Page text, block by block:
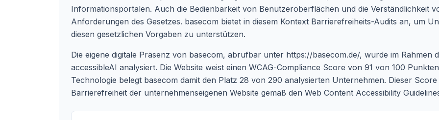
Informationsportalen. Auch die Bedienbarkeit von Benutzeroberflächen und die Verständlichkeit
Anforderungen des Gesetzes. basecom bietet in diesem Kontext Barrierefreiheits-Audits an, um
diesen gesetzlichen Vorgaben zu unterstützen.
Die eigene digitale Präsenz von basecom, abrufbar unter https://basecom.de/, wurde im Rahmen
accessibleAI analysiert. Die Website weist einen WCAG-Compliance Score von 91 von 100
Technologie belegt basecom damit den Platz 28 von 290 analysierten Unternehmen. Dieser
Barrierefreiheit der unternehmenseigenen Website gemäß den Web Content Accessibility